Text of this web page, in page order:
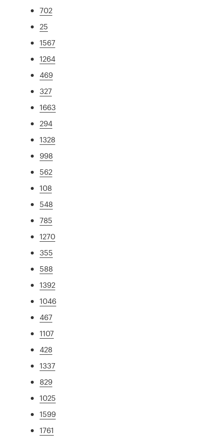
702
25
1567
1264
469
327
1663
294
1328
998
562
108
548
785
1270
355
588
1392
1046
467
1107
428
1337
829
1025
1599
1761